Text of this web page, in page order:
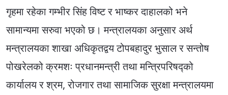
गृहमा रहेका गम्भीर सिंह विष्ट र भाष्कर दाहालको भने
सामान्यमा सरुवा भएको छ। मन्त्रालयका अनुसार अर्थ
मन्त्रालयका शाखा अधिकृतद्वय टोपबहादुर भुसाल र सन्तोष
पोखरेलको क्रमशः प्रधानमन्त्री तथा मन्त्रिपरिषद्को
कार्यालय र श्रम, रोजगार तथा सामाजिक सुरक्षा मन्त्रालयमा